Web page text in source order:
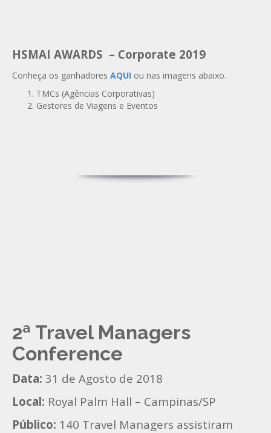
HSMAI AWARDS – Corporate 2019
Conheça os ganhadores AQUI ou nas imagens abaixo.
TMCs (Agências Corporativas)
Gestores de Viagens e Eventos
2ª Travel Managers
Conference
Data: 31 de Agosto de 2018
Local: Royal Palm Hall – Campinas/SP
Público: 140 Travel Managers assistiram